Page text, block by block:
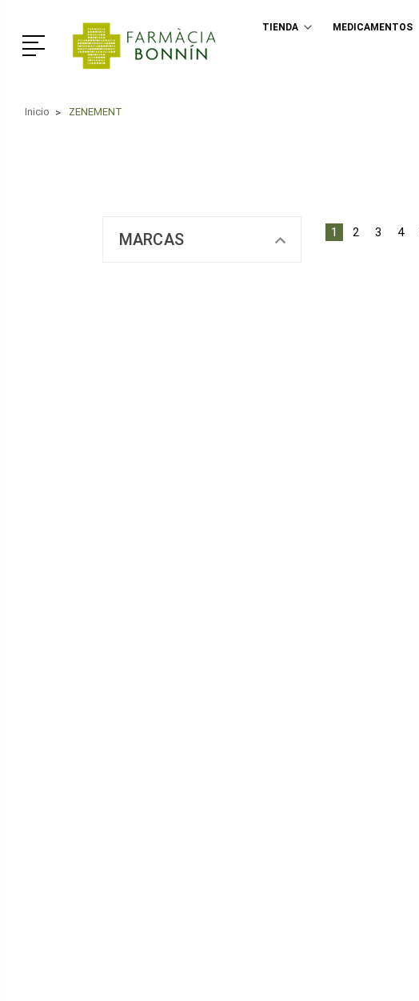
Menú
TIENDA MEDICAMENTOS
Inicio ZENEMENT
MARCAS 1 2 3 4